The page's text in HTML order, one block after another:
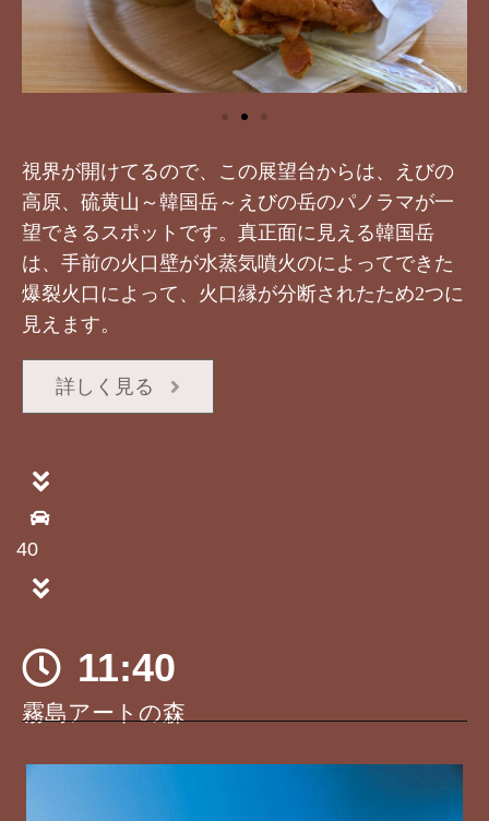
視界が開けてるので、この展望台からは、えびの
高原、硫黄山～韓国岳～えびの岳のパノラマが一
望できるスポットです。真正面に見える韓国岳
は、手前の火口壁が水蒸気噴火のによってできた
爆裂火口によって、火口縁が分断されたため2つに
見えます。
詳しく見る
40
11:40
霧島アートの森